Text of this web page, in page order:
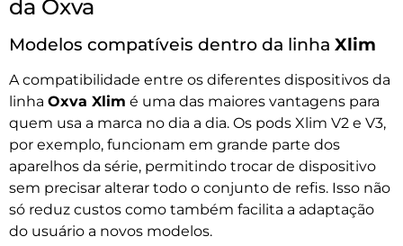
da Oxva
Modelos compatíveis dentro da linha Xlim
A compatibilidade entre os diferentes dispositivos da
linha Oxva Xlim é uma das maiores vantagens para
quem usa a marca no dia a dia. Os pods Xlim V2 e V3,
por exemplo, funcionam em grande parte dos
aparelhos da série, permitindo trocar de dispositivo
sem precisar alterar todo o conjunto de refis. Isso não
só reduz custos como também facilita a adaptação
do usuário a novos modelos.